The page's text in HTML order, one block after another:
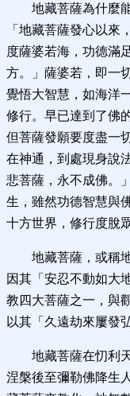
地藏菩薩為什麼
「地藏菩薩發心以來
度薩婆若海，功德滿
方。」薩婆若，即一
覺悟大智慧，如海洋
修行。早已達到了佛
但菩薩發願要度盡一
在神通，到處現身說
悲菩薩，永不成佛。
生，雖然功德智慧與
十方世界，修行度脫
地藏菩薩，或稱
因其「安忍不動如大
教四大菩薩之一，與
以其「久遠劫來屢發
地藏菩薩在忉利
涅槃後至彌勒佛降生